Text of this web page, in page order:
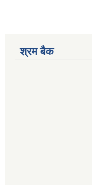
श्रम बैक